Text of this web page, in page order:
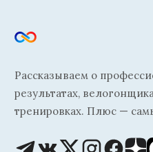
Рассказываем о
результатах,
тренировках. Плюс —